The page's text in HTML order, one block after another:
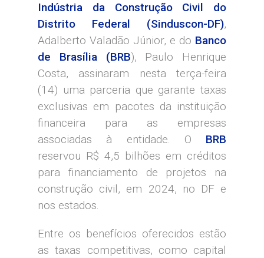
Indústria da Construção Civil do
Distrito Federal (Sinduscon-DF),
Adalberto Valadão Júnior, e do Banco
de Brasília (BRB), Paulo Henrique
Costa, assinaram nesta terça-feira
(14) uma parceria que garante taxas
exclusivas em pacotes da instituição
financeira para as empresas
associadas à entidade. O BRB
reservou R$ 4,5 bilhões em créditos
para financiamento de projetos na
construção civil, em 2024, no DF e
nos estados.
Entre os benefícios oferecidos estão
as taxas competitivas, como capital